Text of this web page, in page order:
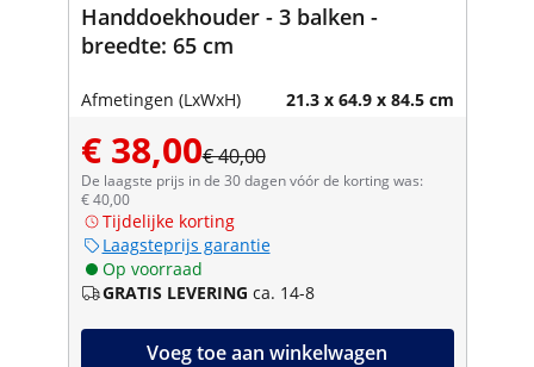
Handdoekhouder - 3 balken -
breedte: 65 cm
Afmetingen (LxWxH) 21.3 x 64.9 x 84.5 cm
€ 38,00€ 40,00
De laagste prijs in de 30 dagen vóór de korting was:
€ 40,00
Tijdelijke korting
Laagsteprijs garantie
Op voorraad
GRATIS LEVERING ca. 14-8
Voeg toe aan winkelwagen